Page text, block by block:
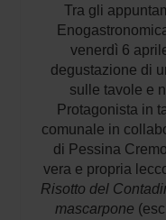
Tra gli
venerdì 6
degustazione di
sulle tavole e
Protagonista in
comunale in
di Pessina
vera e propria
Risotto del
mascarpone